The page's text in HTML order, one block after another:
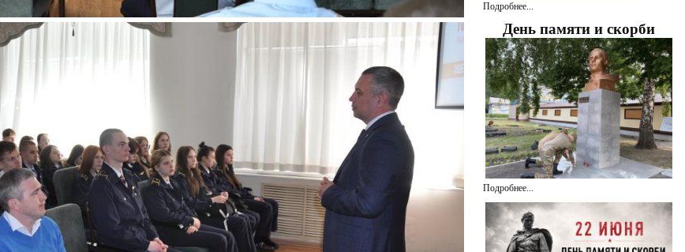
Подробнее...
День памяти и скорби
Подробнее...